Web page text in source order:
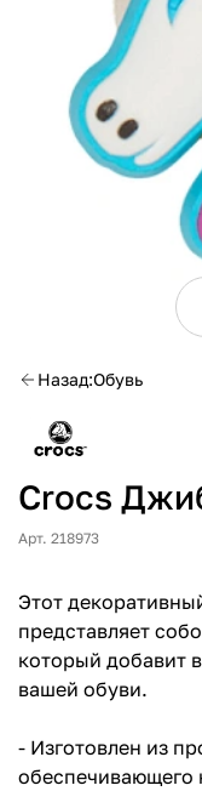
Назад Обувь
Crocs
Арт. 218973
Этот
представляет
который добавит
вашей обуви.
- Изготовлен из
обеспечивающего